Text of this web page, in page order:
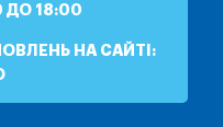
ДО 18:00
НА САЙТІ: